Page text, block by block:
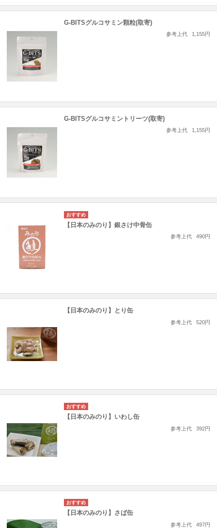
G-BITSグルコサミン顆粒(取寄)
参考上代 1,155円
G-BITSグルコサミントリーツ(取寄)
参考上代 1,155円
【日本のみのり】銀さけ中骨缶
参考上代 490円
【日本のみのり】とり缶
参考上代 520円
【日本のみのり】いわし缶
参考上代 392円
【日本のみのり】さば缶
参考上代 497円